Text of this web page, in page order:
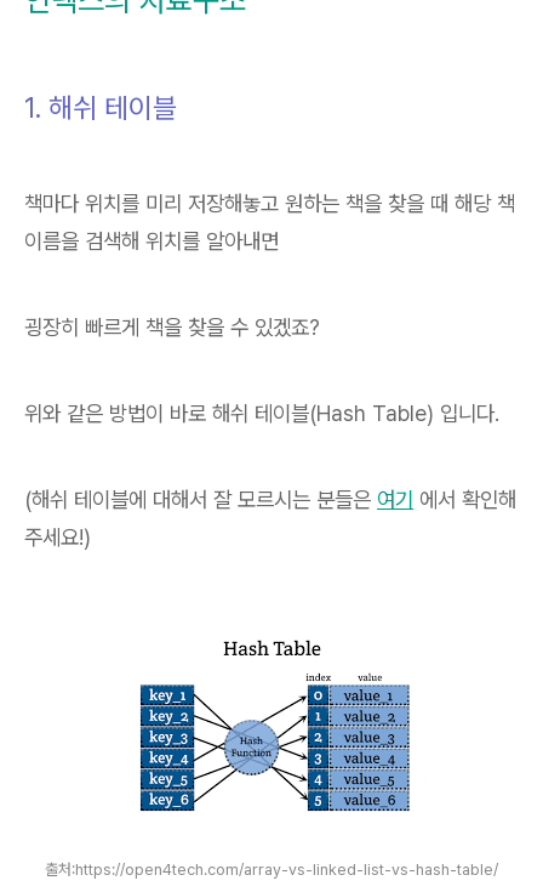
1. 해쉬 테이블
책마다 위치를 미리 저장해놓고 원하는 책을 찾을 때 해당 책
이름을 검색해 위치를 알아내면
굉장히 빠르게 책을 찾을 수 있겠죠?
위와 같은 방법이 바로 해쉬 테이블(Hash Table) 입니다.
(해쉬 테이블에 대해서 잘 모르시는 분들은 여기 에서 확인해
주세요!)
출처:https://open4tech.com/array-vs-linked-list-vs-hash-table/